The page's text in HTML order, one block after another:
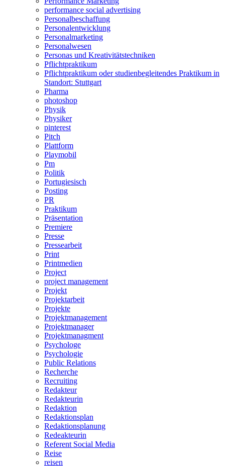
performance social advertising
Personalbeschaffung
Personalentwicklung
Personalmarketing
Personalwesen
Personas und Kreativitätstechniken
Pflichtpraktikum
Pflichtpraktikum oder studienbegleitendes Praktikum in
Standort: Stuttgart
Pharma
photoshop
Physik
Physiker
pinterest
Pitch
Plattform
Playmobil
Pm
Politik
Portugiesisch
Posting
PR
Praktikum
Präsentation
Premiere
Presse
Pressearbeit
Print
Printmedien
Project
project management
Projekt
Projektarbeit
Projekte
Projektmanagement
Projektmanager
Projektmanagment
Psychologe
Psychologie
Public Relations
Recherche
Recruiting
Redakteur
Redakteurin
Redaktion
Redaktionsplan
Redaktionsplanung
Redeakteurin
Referent Social Media
Reise
reisen